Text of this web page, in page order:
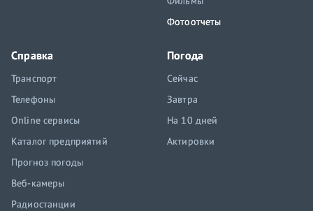
Фотоотчеты
Справка
Транспорт
Телефоны
Online сервисы
Каталог предприятий
Прогноз погоды
Веб-камеры
Радиостанции
Погода
Сейчас
Завтра
На 10 дней
Актировки